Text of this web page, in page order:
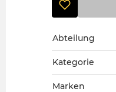
Abteilung
Kategorie
Marken